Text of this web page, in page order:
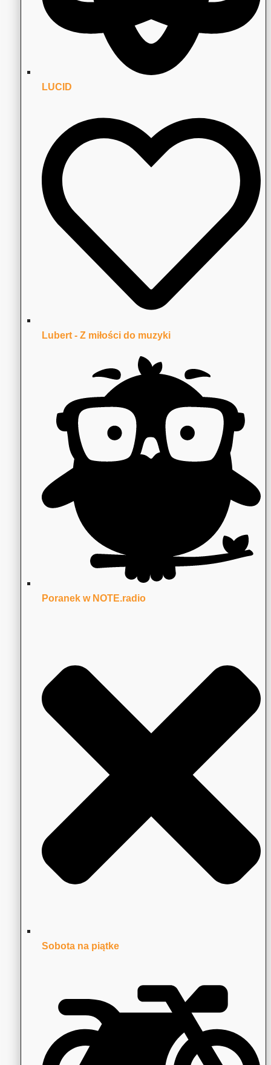
LUCID
Lubert - Z miłości do muzyki
Poranek w NOTE.radio
Sobota na piątke